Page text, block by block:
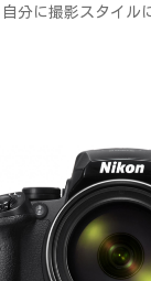
分に撮影スタイル